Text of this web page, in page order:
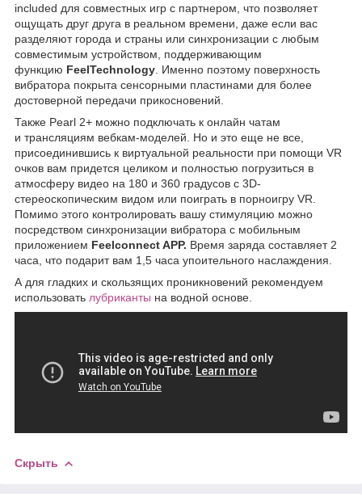
included для совместных игр с партнером, что позволяет
ощущать друг друга в реальном времени, даже если вас
разделяют города и страны или синхронизации с любым
совместимым устройством, поддерживающим
функцию FeelTechnology . Именно поэтому поверхность
вибратора покрыта сенсорными пластинами для более
достоверной передачи прикосновений.
Также Pearl 2+ можно подключать к онлайн чатам
и трансляциям вебкам-моделей. Но и это еще не все,
присоединившись к виртуальной реальности при помощи VR
очков вам придется целиком и полностью погрузиться в
атмосферу видео на 180 и 360 градусов с 3D-
стереоскопическим видом или поиграть в порноигру VR.
Помимо этого контролировать вашу стимуляцию можно
посредством синхронизации вибратора с мобильным
приложением Feelconnect APP. Время заряда составляет 2
часа, что подарит вам 1,5 часа упоительного наслаждения.
А для гладких и скользящих проникновений рекомендуем
использовать лубриканты на водной основе.
Скрыть